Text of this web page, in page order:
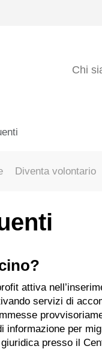
Chi
Diventa volontario
attiva
servizi di
informazione per
presso il